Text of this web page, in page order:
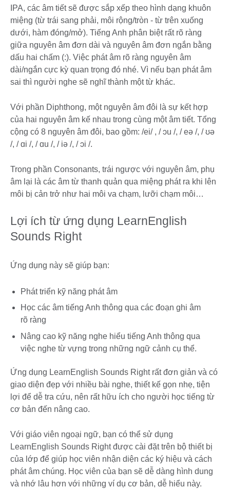
IPA, các âm tiết sẽ được sắp xếp theo hình dạng khuôn
miệng (từ trái sang phải, môi rộng/tròn - từ trên xuống
dưới, hàm đóng/mở). Tiếng Anh phân biệt rất rõ ràng
giữa nguyên âm đơn dài và nguyên âm đơn ngắn bằng
dấu hai chấm (:). Việc phát âm rõ ràng nguyên âm
dài/ngắn cực kỳ quan trọng đó nhé. Vì nếu bạn phát âm
sai thì người nghe sẽ nghĩ thành một từ khác.
Với phần Diphthong, một nguyên âm đôi là sự kết hợp
của hai nguyên âm kế nhau trong cùng một âm tiết. Tổng
cộng có 8 nguyên âm đôi, bao gồm: /ei/ , / ɔu /, / eə /, / ʊə
/, / ɑi /, / ɑu /, / iə /, / ɔi /.
Trong phần Consonants, trái ngược với nguyên âm, phụ
âm lại là các âm từ thanh quản qua miệng phát ra khi lên
môi bị cản trở như hai môi va chạm, lưỡi chạm môi…
Lợi ích từ ứng dụng LearnEnglish
Sounds Right
Ứng dụng này sẽ giúp bạn:
Phát triển kỹ năng phát âm
Học các âm tiếng Anh thông qua các đoạn ghi âm
rõ ràng
Nâng cao kỹ năng nghe hiểu tiếng Anh thông qua
việc nghe từ vựng trong những ngữ cảnh cụ thể.
Ứng dụng LearnEnglish Sounds Right rất đơn giản và có
giao diện đẹp với nhiều bài nghe, thiết kế gọn nhẹ, tiện
lợi để dễ tra cứu, nên rất hữu ích cho người học tiếng từ
cơ bản đến nâng cao.
Với giáo viên ngoại ngữ, bạn có thể sử dụng
LearnEnglish Sounds Right được cài đặt trên bộ thiết bị
của lớp để giúp học viên nhận diện các ký hiệu và cách
phát âm chúng. Học viên của bạn sẽ dễ dàng hình dung
và nhớ lâu hơn với những ví dụ cơ bản, dễ hiểu này.